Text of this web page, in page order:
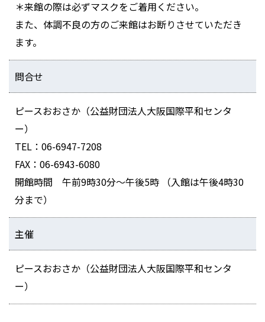
＊来館の際は必ずマスクをご着用ください。
また、体調不良の方のご来館はお断りさせていただき
ます。
問合せ
ピースおおさか（公益財団法人大阪国際平和センタ
ー）
TEL：06-6947-7208
FAX：06-6943-6080
開館時間 午前9時30分～午後5時 （入館は午後4時30
分まで）
主催
ピースおおさか（公益財団法人大阪国際平和センタ
ー）